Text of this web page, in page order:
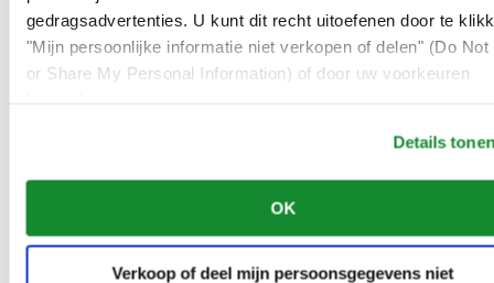
gedragsadvertenties. U kunt dit recht uitoefenen door te
"Mijn persoonlijke informatie niet verkopen of delen" (Do Not
or Share My Personal Information) of door uw voorkeuren
Details
OK
Verkoop of deel mijn persoonsgegevens niet
English
简体中文
Denmark
Finland
Netherlands
Norway